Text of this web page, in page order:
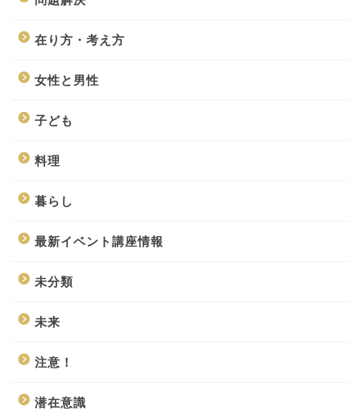
在り方・考え方
女性と男性
子ども
料理
暮らし
最新イベント講座情報
未分類
未来
注意！
潜在意識